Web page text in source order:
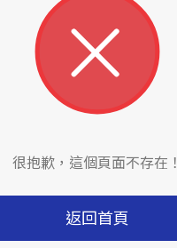
很抱歉，這個頁面不存在！
返回首頁